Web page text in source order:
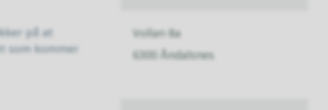
på at
som kommer
Vollan 8a
6300 Åndalsnes